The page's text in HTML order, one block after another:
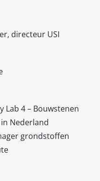
directeur USI
Lab 4 – Bouwstenen
Nederland
grondstoffen